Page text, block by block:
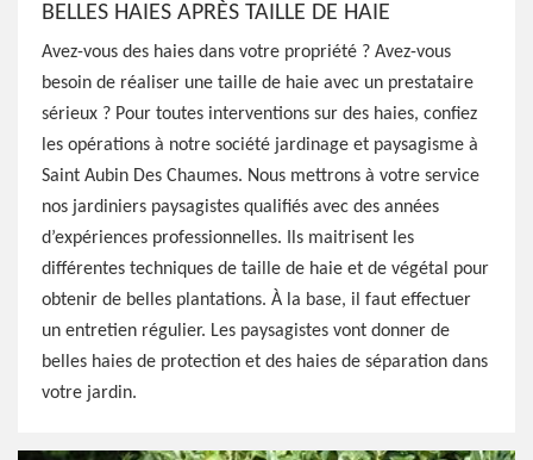
BELLES HAIES APRÈS TAILLE DE HAIE
Avez-vous des haies dans votre propriété ? Avez-vous
besoin de réaliser une taille de haie avec un prestataire
sérieux ? Pour toutes interventions sur des haies, confiez
les opérations à notre société jardinage et paysagisme à
Saint Aubin Des Chaumes. Nous mettrons à votre service
nos jardiniers paysagistes qualifiés avec des années
d’expériences professionnelles. Ils maitrisent les
différentes techniques de taille de haie et de végétal pour
obtenir de belles plantations. À la base, il faut effectuer
un entretien régulier. Les paysagistes vont donner de
belles haies de protection et des haies de séparation dans
votre jardin.